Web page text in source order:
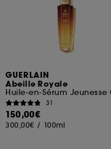
GUERLAIN
Abeille Royale
31
150,00€
300,00€ / 100ml